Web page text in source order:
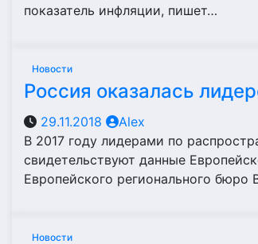
показатель инфляции, пишет…
Новости
Россия оказалась
29.11.2018
Alex
В 2017 году лидерами по
свидетельствуют данные
Европейского регионального
Новости